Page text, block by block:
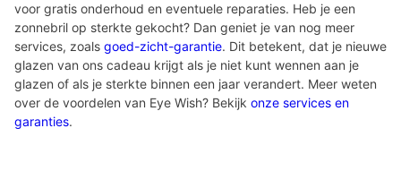
voor gratis onderhoud en eventuele reparaties. Heb je een
zonnebril op sterkte gekocht? Dan geniet je van nog meer
services, zoals goed-zicht-garantie. Dit betekent, dat je nieuwe
glazen van ons cadeau krijgt als je niet kunt wennen aan je
glazen of als je sterkte binnen een jaar verandert. Meer weten
over de voordelen van Eye Wish? Bekijk onze services en
garanties.